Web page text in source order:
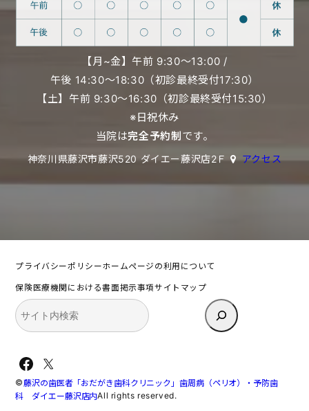
【月~金】午前 9:30〜13:00 /
午後 14:30〜18:30（初診最終受付17:30）
【土】午前 9:30〜16:30（初診最終受付15:30）
※日祝休み
当院は完全予約制です。
神奈川県藤沢市藤沢520 ダイエー藤沢店2Ｆ アクセス
プライバシーポリシーホームページの利用について
保険医療機関における書面掲示事項サイトマップ
検
索
Facebook
X
©藤沢の歯医者「おだがき歯科クリニック」歯周病（ペリオ）・予防歯
科 ダイエー藤沢店内All rights reserved.